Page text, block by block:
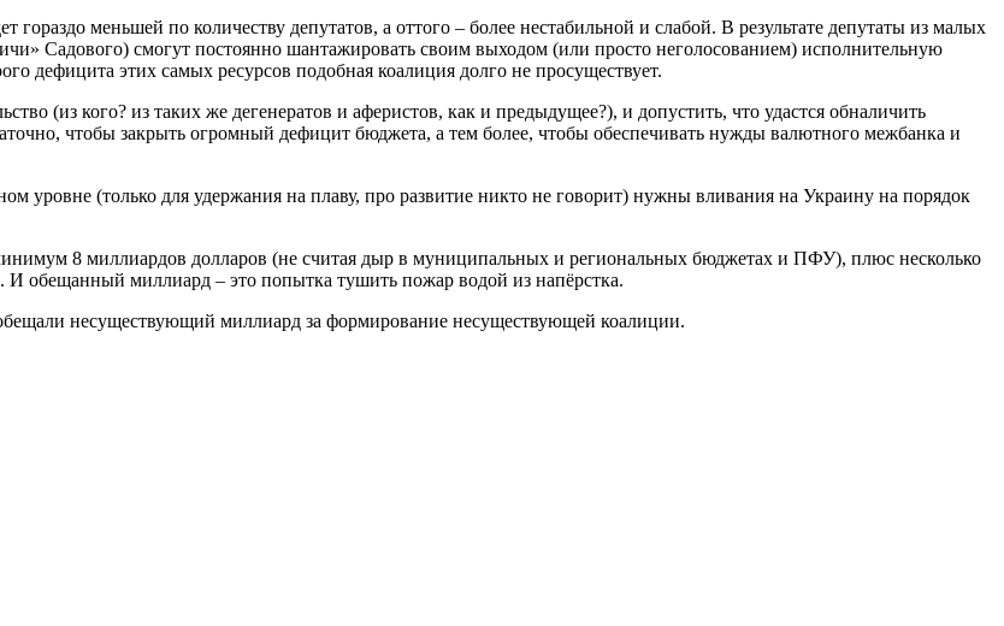
меньшей по количеству депутатов, а оттого – более нестабильной и слабой. В результате депутаты из малых
Садового) смогут постоянно шантажировать своим выходом (или просто неголосованием) исполнительную
дефицита этих самых ресурсов подобная коалиция долго не просуществует.
(из кого? из таких же дегенератов и аферистов, как и предыдущее?), и допустить, что удастся обналичить
чтобы закрыть огромный дефицит бюджета, а тем более, чтобы обеспечивать нужды валютного межбанка и
уровне (только для удержания на плаву, про развитие никто не говорит) нужны вливания на Украину на порядок
8 миллиардов долларов (не считая дыр в муниципальных и региональных бюджетах и ПФУ), плюс несколько
обещанный миллиард – это попытка тушить пожар водой из напёрстка.
несуществующий миллиард за формирование несуществующей коалиции.